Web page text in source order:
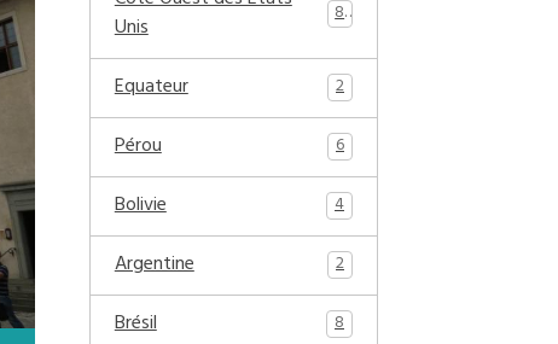
Unis
8
Equateur 2
Pérou 6
Bolivie 4
Argentine 2
Brésil 8